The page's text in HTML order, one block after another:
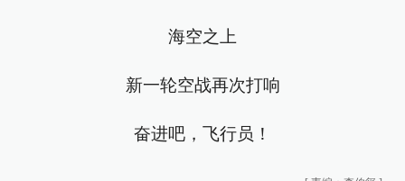
海空之上
新一轮空战再次打响
奋进吧，飞行员！